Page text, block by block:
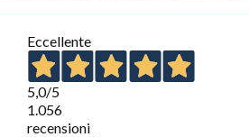
Eccellente
5,0/5
1.056
recensioni